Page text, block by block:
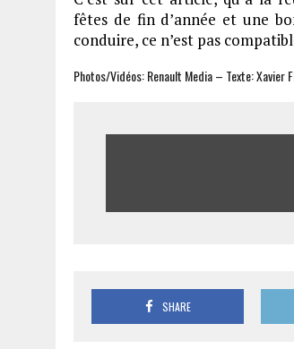
fêtes de fin d’année et une
conduire, ce n’est pas
Photos/Vidéos: Renault Media – Texte:
SHARE